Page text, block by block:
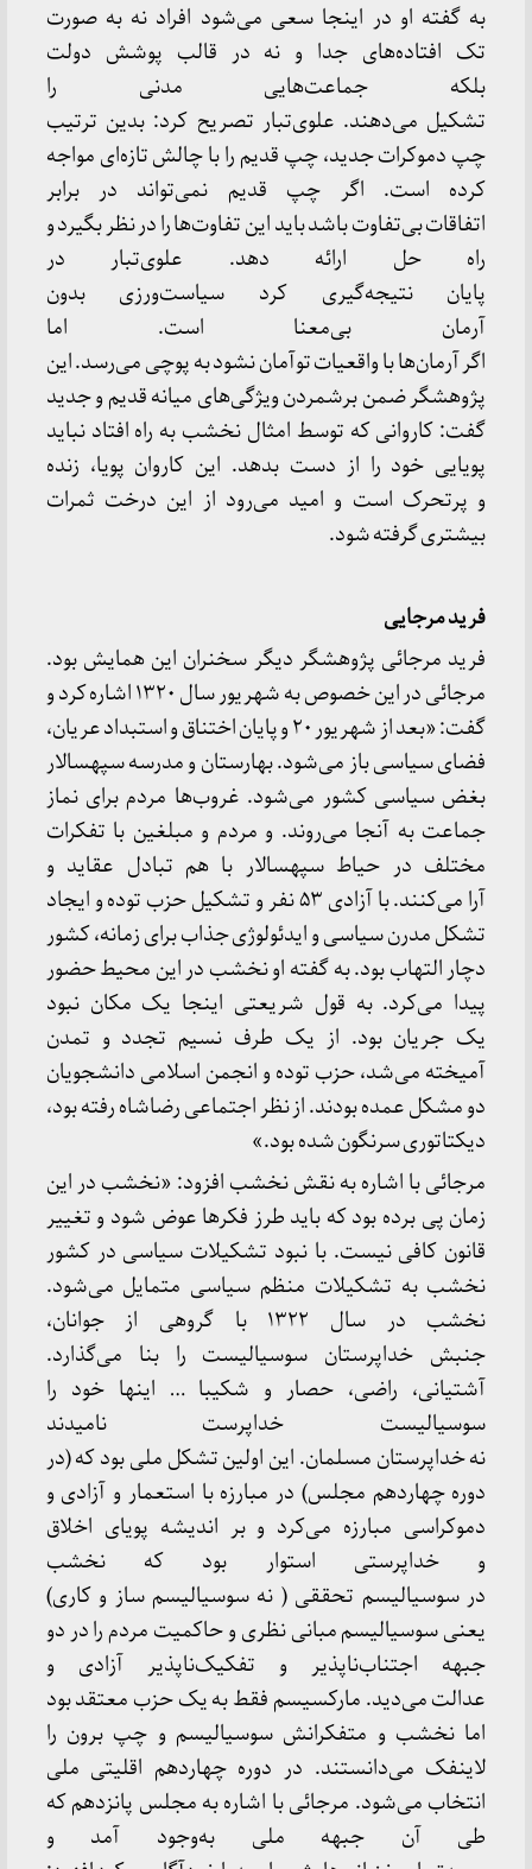
به گفته او در اینجا سعی می‌شود افراد نه به صورت
تک افتاده‌های جدا و نه در قالب پوشش دولت
بلکه جماعت‌هایی مدنی را
تشکیل می‌دهند. علوی‌تبار تصریح کرد: بدین ترتیب
چپ دموکرات جدید، چپ قدیم را با چالش تازه‌ای مواجه
کرده است. اگر چپ قدیم نمی‌تواند در برابر
اتفاقات بی‌تفاوت باشد باید این تفاوت‌ها را در نظر بگیرد و
راه حل ارائه دهد. علوی‌تبار در
پایان نتیجه‌گیری کرد سیاست‌ورزی بدون
آرمان بی‌معنا است. اما
اگر آرمان‌ها با واقعیات توآمان نشود به پوچی می‌رسد. این
پژوهشگر ضمن برشمردن ویژگی‌های میانه قدیم و جدید
گفت: کاروانی که توسط امثال نخشب به راه افتاد نباید
پویایی خود را از دست بدهد. این کاروان پویا، زنده
و پرتحرک است و امید می‌رود از این درخت ثمرات
بیشتری گرفته شود.
فرید مرجایی
فرید مرجائی پژوهشگر دیگر سخنران این همایش بود.
مرجائی در این خصوص به شهریور سال ۱۳۲۰ اشاره کرد و
گفت: «بعد از شهریور ۲۰ و پایان اختناق و استبداد عریان،
فضای سیاسی باز می‌شود. بهارستان و مدرسه سپهسالار
بغض سیاسی کشور می‌شود. غروب‌ها مردم برای نماز
جماعت به آنجا می‌روند. و مردم و مبلغین با تفکرات
مختلف در حیاط سپهسالار با هم تبادل عقاید و
آرا می‌کنند. با آزادی ۵۳ نفر و تشکیل حزب توده و ایجاد
تشکل مدرن سیاسی و ایدئولوژی جذاب برای زمانه، کشور
دچار التهاب بود. به گفته او نخشب در این محیط حضور
پیدا می‌کرد. به قول شریعتی اینجا یک مکان نبود
یک جریان بود. از یک طرف نسیم تجدد و تمدن
آمیخته می‌شد، حزب توده و انجمن اسلامی دانشجویان
دو مشکل عمده بودند. از نظر اجتماعی رضاشاه رفته بود،
دیکتاتوری سرنگون شده بود.»
مرجائی با اشاره به نقش نخشب افزود: «نخشب در این
زمان پی برده بود که باید طرز فکرها عوض شود و تغییر
قانون کافی نیست. با نبود تشکیلات سیاسی در کشور
نخشب به تشکیلات منظم سیاسی متمایل می‌شود.
نخشب در سال ۱۳۲۲ با گروهی از جوانان،
جنبش خداپرستان سوسیالیست را بنا می‌گذارد.
آشتیانی، راضی، حصار و شکیبا … اینها خود را
سوسیالیست خداپرست نامیدند
نه خداپرستان مسلمان. این اولین تشکل ملی بود که (در
دوره چهاردهم مجلس) در مبارزه با استعمار و آزادی و
دموکراسی مبارزه می‌کرد و بر اندیشه پویای اخلاق
و خداپرستی استوار بود که نخشب
در سوسیالیسم تحققی ( نه سوسیالیسم ساز و کاری)
یعنی سوسیالیسم مبانی نظری و حاکمیت مردم را در دو
جبهه اجتناب‌ناپذیر و تفکیک‌ناپذیر آزادی و
عدالت می‌دید. مارکسیسم فقط به یک حزب معتقد بود
اما نخشب و متفکرانش سوسیالیسم و چپ برون را
لاینفک می‌دانستند. در دوره چهاردهم اقلیتی ملی
انتخاب می‌شود. مرجائی با اشاره به مجلس پانزدهم که
طی آن جبهه ملی به‌وجود آمد و